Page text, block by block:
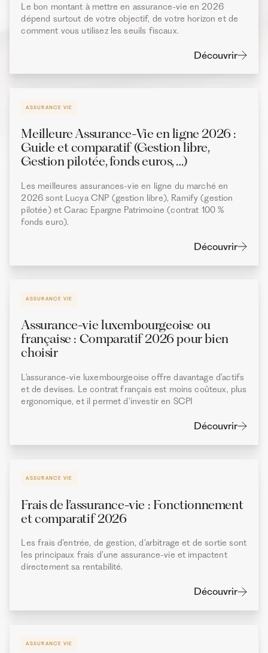
Le bon montant à mettre en assurance-vie en 2026
dépend surtout de votre objectif, de votre horizon et de
comment vous utilisez les seuils fiscaux.
Découvrir
ASSURANCE VIE
Meilleure Assurance-Vie en ligne 2026 :
Guide et comparatif (Gestion libre,
Gestion pilotée, fonds euros, …)
Les meilleures assurances-vie en ligne du marché en
2026 sont Lucya CNP (gestion libre), Ramify (gestion
pilotée) et Carac Epargne Patrimoine (contrat 100 %
fonds euro).
Découvrir
ASSURANCE VIE
Assurance-vie luxembourgeoise ou
française : Comparatif 2026 pour bien
choisir
L'assurance-vie luxembourgeoise offre davantage d’actifs
et de devises. Le contrat français est moins coûteux, plus
ergonomique, et il permet d’investir en SCPI
Découvrir
ASSURANCE VIE
Frais de l’assurance-vie : Fonctionnement
et comparatif 2026
Les frais d’entrée, de gestion, d’arbitrage et de sortie sont
les principaux frais d’une assurance-vie et impactent
directement sa rentabilité.
Découvrir
ASSURANCE VIE